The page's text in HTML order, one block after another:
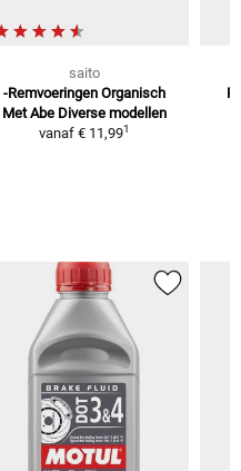
saito
-Remvoeringen Organisch
Met Abe Diverse modellen
vanaf € 11,991